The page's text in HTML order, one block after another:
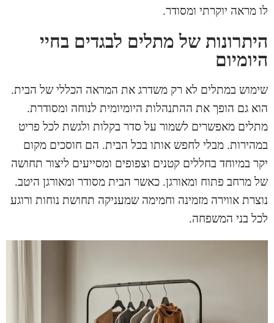
לו מראה יוקרתי ומסודר.
היתרונות של מתלים לבגדים בחיי
היומיום
שימוש במתלים לא רק משדרג את המראה הכללי של הבית.
הוא גם הופך את ההתנהלות היומיומית לנוחה ומסודרת.
מתלים מאפשרים לשמור על סדר בקלות ולגשת לכל פריט
במהירות. מבלי לחפש אותו בכל הבית. הם חוסכים מקום
יקר במיוחד בחללים קטנים וצפופים ומסייעים ליצור תחושה
של מרחב פתוח ומאורגן. כאשר הבית מסודר ומאורגן היטב.
נוצרת אווירה מזמינה וחמימה שמעניקה תחושת נוחות ורוגע
לכל בני המשפחה.